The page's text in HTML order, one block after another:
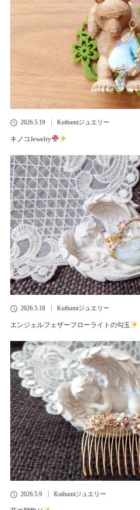
2026.5.19 Kuthumiジュエリー
キノコJewelry
2026.5.18 Kuthumiジュエリー
エンジェルフェザーフローライトの勾玉
2026.5.9 Kuthumiジュエリー